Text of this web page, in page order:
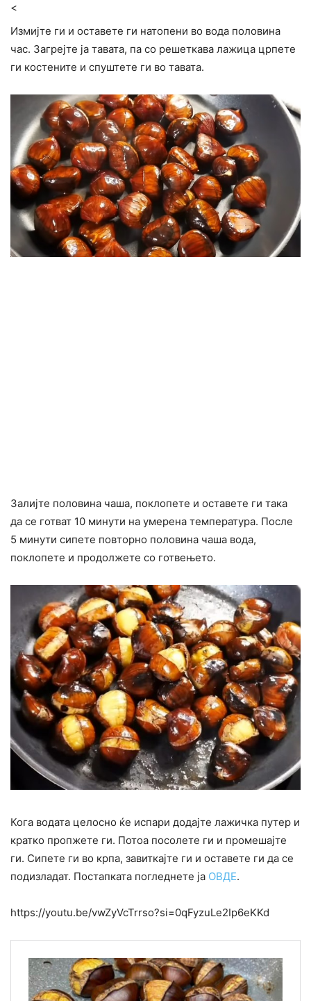
<
Измијте ги и оставете ги натопени во вода половина
час. Загрејте ја тавата, па со решеткава лажица црпете
ги костените и спуштете ги во тавата.
Залијте половина чаша, поклопете и оставете ги така
да се готват 10 минути на умерена температура. После
5 минути сипете повторно половина чаша вода,
поклопете и продолжете со готвењето.
Кога водата целосно ќе испари додајте лажичка путер и
кратко пропжете ги. Потоа посолете ги и промешајте
ги. Сипете ги во крпа, завиткајте ги и оставете ги да се
подизладат. Постапката погледнете ја ОВДЕ.
https://youtu.be/vwZyVcTrrso?si=0qFyzuLe2Ip6eKKd